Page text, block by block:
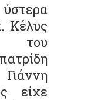
Κέλυς
του
είχε